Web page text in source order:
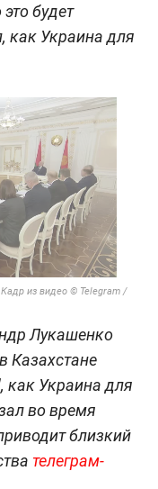
будет
как Украина для
из видео © Telegram /
Лукашенко
Казахстане
как Украина для
во время
близкий
телеграм-